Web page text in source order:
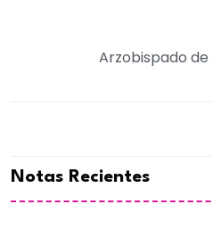
Arzobispado
Notas Recientes